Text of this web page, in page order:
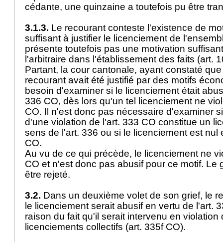
cédante, une quinzaine a toutefois pu être
3.1.3. Le recourant conteste l'existence de
suffisant à justifier le licenciement de
présente toutefois pas une motivation
l'arbitraire dans l'établissement des faits (art.
Partant, la cour cantonale, ayant constaté
recourant avait été justifié par des motifs
besoin d'examiner si le licenciement était
336 CO, dès lors qu'un tel licenciement ne
CO. Il n'est donc pas nécessaire d'examiner
d'une violation de l'art. 333 CO constitue un
sens de l'art. 336 ou si le licenciement est nul
CO.
Au vu de ce qui précède, le licenciement ne
CO et n'est donc pas abusif pour ce motif. Le
être rejeté.
3.2. Dans un deuxième volet de son grief, le
le licenciement serait abusif en vertu de l'art.
raison du fait qu'il serait intervenu en violation
licenciements collectifs (art. 335f CO).